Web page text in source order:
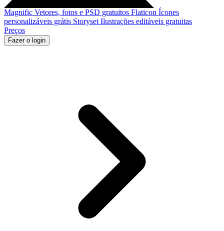
Magnific Vetores, fotos e PSD gratuitos Flaticon Ícones
personalizáveis grátis Storyset Ilustrações editáveis gratuitas
Preços
Fazer o login